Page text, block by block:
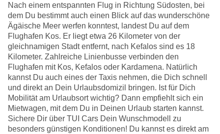
Nach einem entspannten Flug in Richtung Südosten, bei
dem Du bestimmt auch einen Blick auf das wunderschöne
Ägäische Meer werfen konntest, landest Du auf dem
Flughafen Kos. Er liegt etwa 26 Kilometer von der
gleichnamigen Stadt entfernt, nach Kefalos sind es 18
Kilometer. Zahlreiche Linienbusse verbinden den
Flughafen mit Kos, Kefalos oder Kardamena. Natürlich
kannst Du auch eines der Taxis nehmen, die Dich schnell
und direkt an Dein Urlaubsdomizil bringen. Ist für Dich
Mobilität am Urlaubsort wichtig? Dann empfiehlt sich ein
Mietwagen, mit dem Du in Deinen Urlaub starten kannst.
Sichere Dir über TUI Cars Dein Wunschmodell zu
besonders günstigen Konditionen! Du kannst es direkt am